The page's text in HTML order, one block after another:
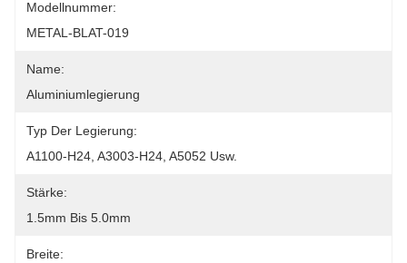
Modellnummer:
METAL-BLAT-019
Name:
Aluminiumlegierung
Typ Der Legierung:
A1100-H24, A3003-H24, A5052 Usw.
Stärke:
1.5mm Bis 5.0mm
Breite: